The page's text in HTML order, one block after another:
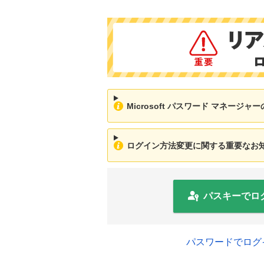
Microsoft パスワード マネージャー
ログイン方法変更に関する重要なお
パスキーでロ
パスワードでログ